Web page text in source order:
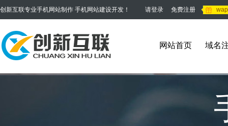
创新互联专业手机网站制作 手机网站建设开发！ 请登录 免费注册
网站首页 域名